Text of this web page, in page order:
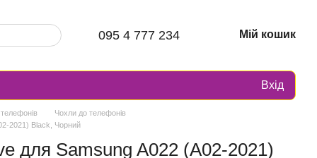
095 4 777 234 Мій кошик
Вхід
Чохли до телефонів
2021) Black, Чорний
для Samsung A022 (A02-2021)